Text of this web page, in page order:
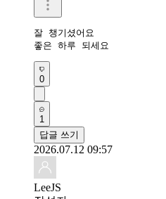
잘 챙기셨어요
좋은 하루 되세요
0
1
답글 쓰기
2026.07.12 09:57
LeeJS